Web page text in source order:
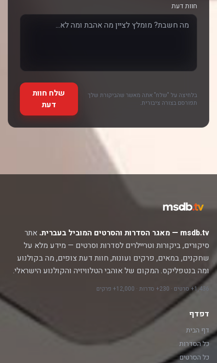
חוות דעת
בלחיצה על "שלח" אתה מאשר שהביקורת שלך
תפורסם בצורה ציבורית.
שלח חוות
דעת
msdb.tv — מאגר הסדרות והסרטים המוביל בעברית.
אתר
סיקורים, ביקורות וטריילרים לסדרות וסרטים — מידע מלא על
שחקנים, במאים, פרקים ועונות, חוות דעת צופים, מה בקולנוע
ומה בנטפליקס. המקום של אוהבי הטלוויזיה והקולנוע הישראלי.
1,436+ סרטים · 230+ סדרות · 12,000+ פרקים
דפדף
דף הבית
כל הסדרות
כל הסרטים